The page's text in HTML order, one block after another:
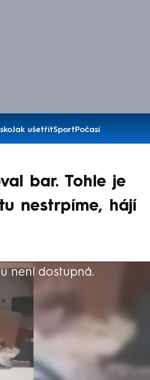
Jak ušetřitSportPočasí
bar. Tohle je
nestrpíme, hájí
není dostupná.